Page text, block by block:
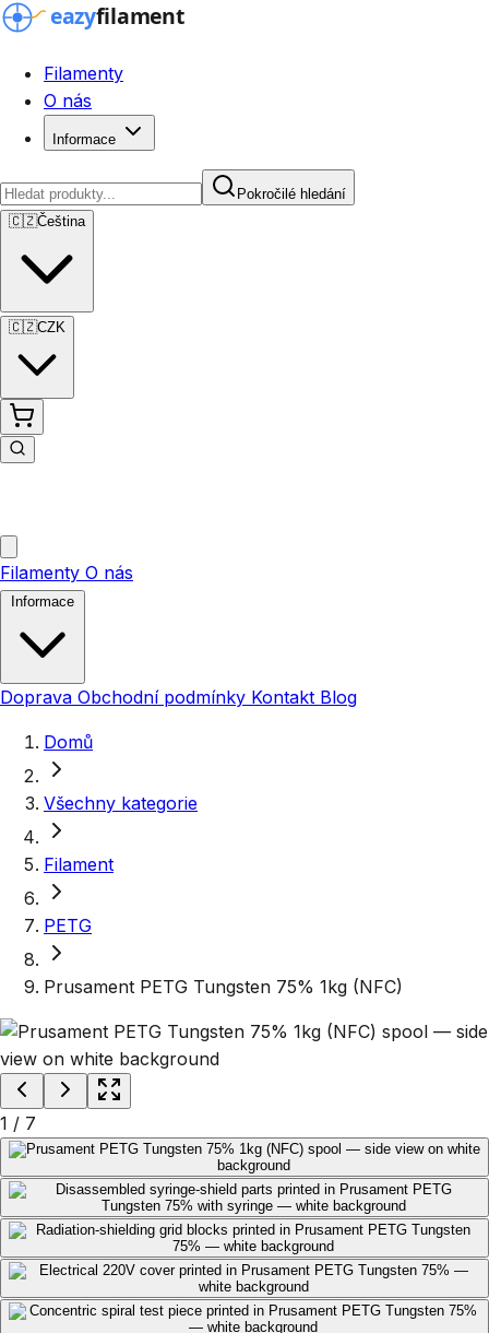
Filamenty
O nás
Informace
Pokročilé hledání
🇨🇿Čeština
🇨🇿CZK
Filamenty O nás
Doprava Obchodní podmínky Kontakt Blog
Domů
Všechny kategorie
Filament
PETG
Prusament PETG Tungsten 75% 1kg (NFC)
1 / 7